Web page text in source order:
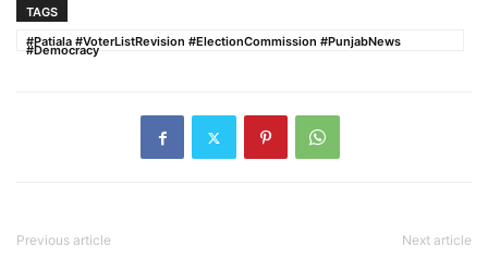
TAGS
#Patiala #VoterListRevision #ElectionCommission #PunjabNews
#Democracy
Previous article Next article